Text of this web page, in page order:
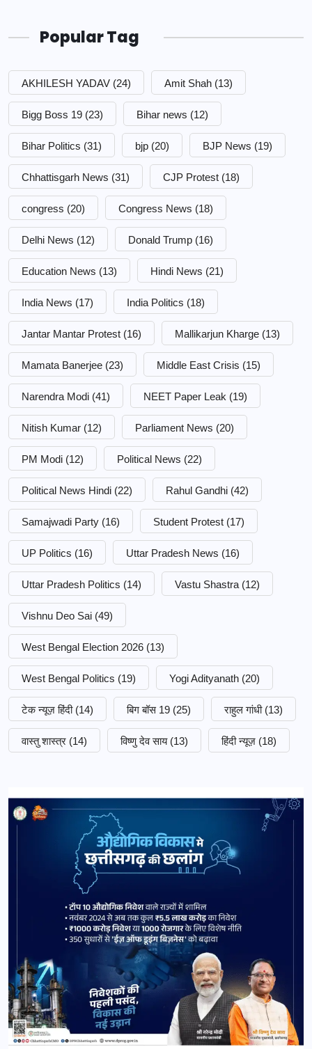
Popular Tag
AKHILESH YADAV (24) Amit Shah (13)
Bigg Boss 19 (23) Bihar news (12)
Bihar Politics (31) bjp (20) BJP News (19)
Chhattisgarh News (31) CJP Protest (18)
congress (20) Congress News (18)
Delhi News (12) Donald Trump (16)
Education News (13) Hindi News (21)
India News (17) India Politics (18)
Jantar Mantar Protest (16) Mallikarjun Kharge (13)
Mamata Banerjee (23) Middle East Crisis (15)
Narendra Modi (41) NEET Paper Leak (19)
Nitish Kumar (12) Parliament News (20)
PM Modi (12) Political News (22)
Political News Hindi (22) Rahul Gandhi (42)
Samajwadi Party (16) Student Protest (17)
UP Politics (16) Uttar Pradesh News (16)
Uttar Pradesh Politics (14) Vastu Shastra (12)
Vishnu Deo Sai (49)
West Bengal Election 2026 (13)
West Bengal Politics (19) Yogi Adityanath (20)
टेक न्यूज़ हिंदी (14) बिग बॉस 19 (25) राहुल गांधी (13)
वास्तु शास्त्र (14) विष्णु देव साय (13) हिंदी न्यूज़ (18)